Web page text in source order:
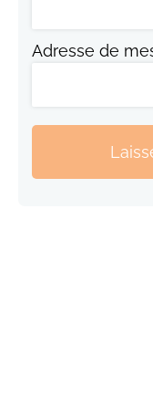
Adresse de